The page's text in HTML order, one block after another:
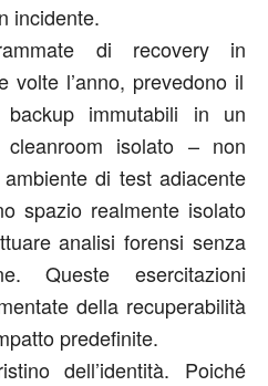
incidente.
di recoveryin
volte l’anno, prevedono il
immutabili in un
cleanroom isolato –non
ambiente di test adiacente
spazio realmente isolato
analisi forensi senza
Queste esercitazioni
della recuperabilità
predefinite.
dell’identità. Poiché